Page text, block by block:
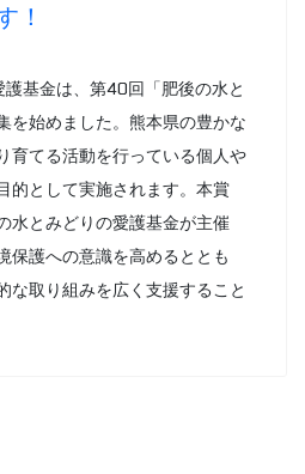
！
基金は、第40回「肥後の水と
を始めました。熊本県の豊かな
育てる活動を行っている個人や
的として実施されます。本賞
水とみどりの愛護基金が主催
保護への意識を高めるととも
な取り組みを広く支援すること